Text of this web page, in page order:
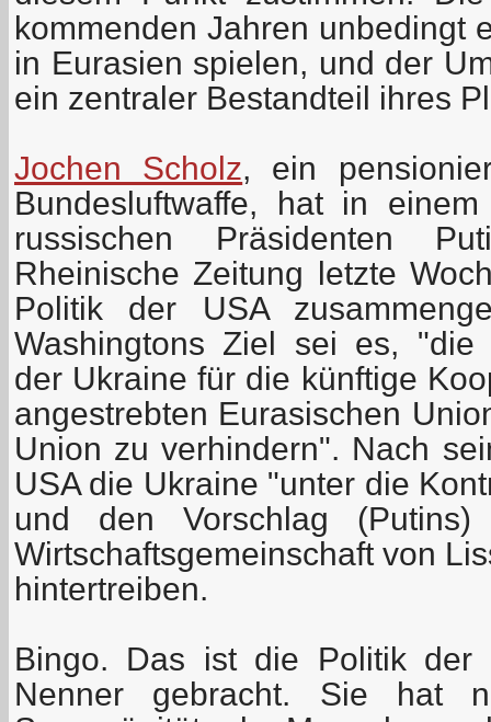
kommenden Jahren unbedingt
in Eurasien spielen, und der
ein zentraler Bestandteil ihres
Jochen Scholz, ein
Bundesluftwaffe, hat in
russischen Präsidenten
Rheinische Zeitung letzte
Politik der USA
Washingtons Ziel sei es, "die
der Ukraine für die künftige
angestrebten Eurasischen
Union zu verhindern". Nach
USA die Ukraine "unter die
und den Vorschlag
Wirtschaftsgemeinschaft von
hintertreiben.
Bingo. Das ist die Politik der
Nenner gebracht. Sie hat